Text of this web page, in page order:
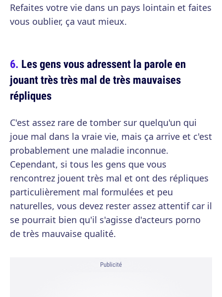
Refaites votre vie dans un pays lointain et faites
vous oublier, ça vaut mieux.
Les gens vous adressent la parole en
jouant très très mal de très mauvaises
répliques
C'est assez rare de tomber sur quelqu'un qui
joue mal dans la vraie vie, mais ça arrive et c'est
probablement une maladie inconnue.
Cependant, si tous les gens que vous
rencontrez jouent très mal et ont des répliques
particulièrement mal formulées et peu
naturelles, vous devez rester assez attentif car il
se pourrait bien qu'il s'agisse d'acteurs porno
de très mauvaise qualité.
Publicité